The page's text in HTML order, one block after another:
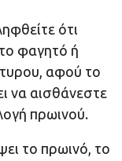
ότι
φαγητό ή
αφού το
να αισθάνεστε
πρωινού.
το πρωινό, το